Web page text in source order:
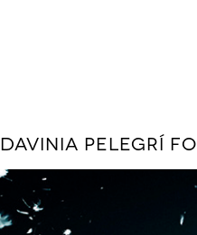
DAVINIA PELEGRÍ